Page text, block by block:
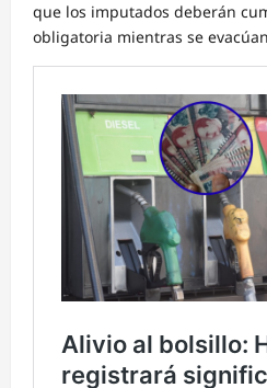
que los imputados deberán
obligatoria mientras se